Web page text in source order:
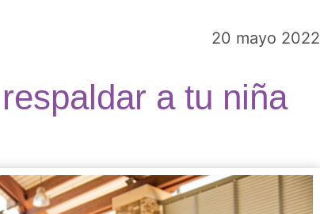
20 mayo 2022
a tu niña